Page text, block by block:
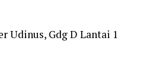
Udinus, Gdg D Lantai 1